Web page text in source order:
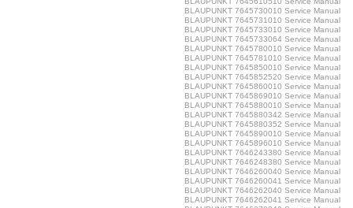
BLAUPUNKT 7645730010 Service Manual
BLAUPUNKT 7645731010 Service Manual
BLAUPUNKT 7645733010 Service Manual
BLAUPUNKT 7645733064 Service Manual
BLAUPUNKT 7645780010 Service Manual
BLAUPUNKT 7645781010 Service Manual
BLAUPUNKT 7645850010 Service Manual
BLAUPUNKT 7645852520 Service Manual
BLAUPUNKT 7645860010 Service Manual
BLAUPUNKT 7645869010 Service Manual
BLAUPUNKT 7645880010 Service Manual
BLAUPUNKT 7645880342 Service Manual
BLAUPUNKT 7645880352 Service Manual
BLAUPUNKT 7645890010 Service Manual
BLAUPUNKT 7645896010 Service Manual
BLAUPUNKT 7646243380 Service Manual
BLAUPUNKT 7646248380 Service Manual
BLAUPUNKT 7646260040 Service Manual
BLAUPUNKT 7646260041 Service Manual
BLAUPUNKT 7646262040 Service Manual
BLAUPUNKT 7646262041 Service Manual